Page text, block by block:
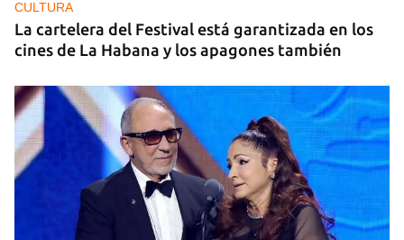
CULTURA
La cartelera del Festival está garantizada en los
cines de La Habana y los apagones también